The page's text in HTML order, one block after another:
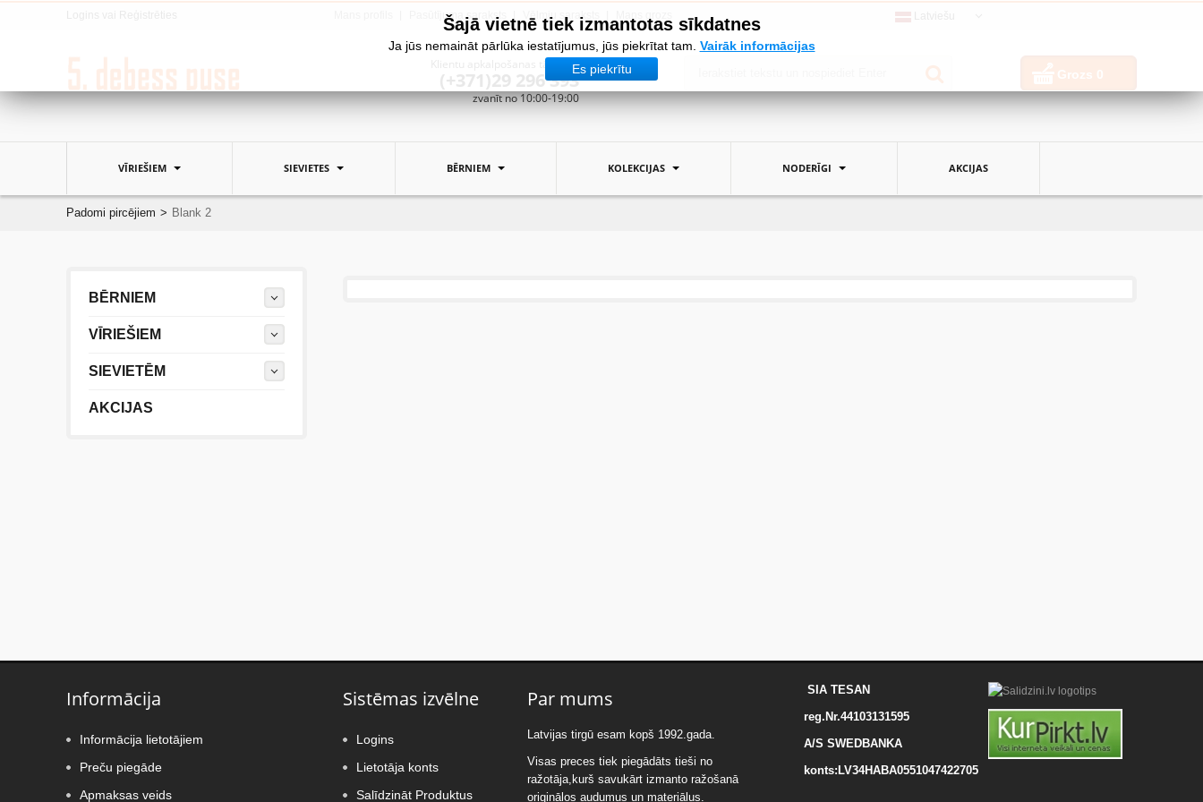
Šajā vietnē tiek izmantotas sīkdatnes
Ja jūs nemaināt pārlūka iestatījumus, jūs piekrītat tam. Vairāk informācijas
Es piekrītu
Pasūtījuma saraksts Vēlmju saraksts
Klientu apkalpošanas tālrunis:
(+371)29 296 393
zvanīt no 10:00-19:00
Grozs 0
VĪRIEŠIEM SIEVIETES BĒRNIEM KOLEKCIJAS NODERĪGI AKCIJAS
Padomi pircējiem > Blank 2
BĒRNIEM
VĪRIEŠIEM
SIEVIETĒM
AKCIJAS
Informācija
Informācija lietotājiem
Preču piegāde
Apmaksas veids
Sistēmas izvēlne
Logins
Lietotāja konts
Salīdzināt Produktus
Par mums
Latvijas tirgū esam kopš 1992.gada.
Visas preces tiek piegādāts tieši no
ražotāja,kurš savukārt izmanto ražošanā
originālos audumus un materiālus.
SIA TESAN
reg.Nr.44103131595
A/S SWEDBANKA
konts:LV34HABA0551047422705